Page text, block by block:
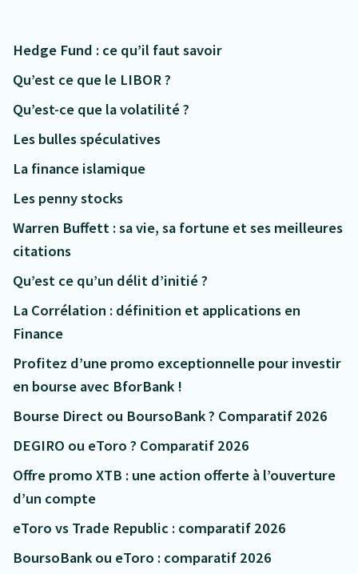
Hedge Fund : ce qu’il faut savoir
Qu’est ce que le LIBOR ?
Qu’est-ce que la volatilité ?
Les bulles spéculatives
La finance islamique
Les penny stocks
Warren Buffett : sa vie, sa fortune et ses meilleures
citations
Qu’est ce qu’un délit d’initié ?
La Corrélation : définition et applications en
Finance
Profitez d’une promo exceptionnelle pour investir
en bourse avec BforBank !
Bourse Direct ou BoursoBank ? Comparatif 2026
DEGIRO ou eToro ? Comparatif 2026
Offre promo XTB : une action offerte à l’ouverture
d’un compte
eToro vs Trade Republic : comparatif 2026
BoursoBank ou eToro : comparatif 2026